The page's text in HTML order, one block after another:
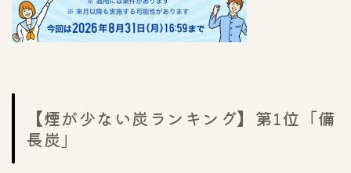
【煙が少ない炭ランキング】第1位「備
長炭」